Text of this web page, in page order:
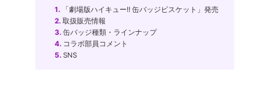
1.「劇場版ハイキュー!! 缶バッジビスケット」発売
2.取扱販売情報
3.缶バッジ種類・ラインナップ
4.コラボ部員コメント
5.SNS